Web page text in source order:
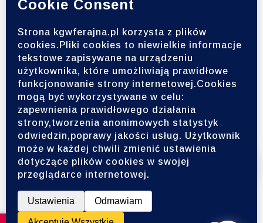
Wesprzyj Ferajnę
Zapisz się do naszego
newslettera
Bądź na bieżąco z naszymi nowościami i
wydarzeniami!